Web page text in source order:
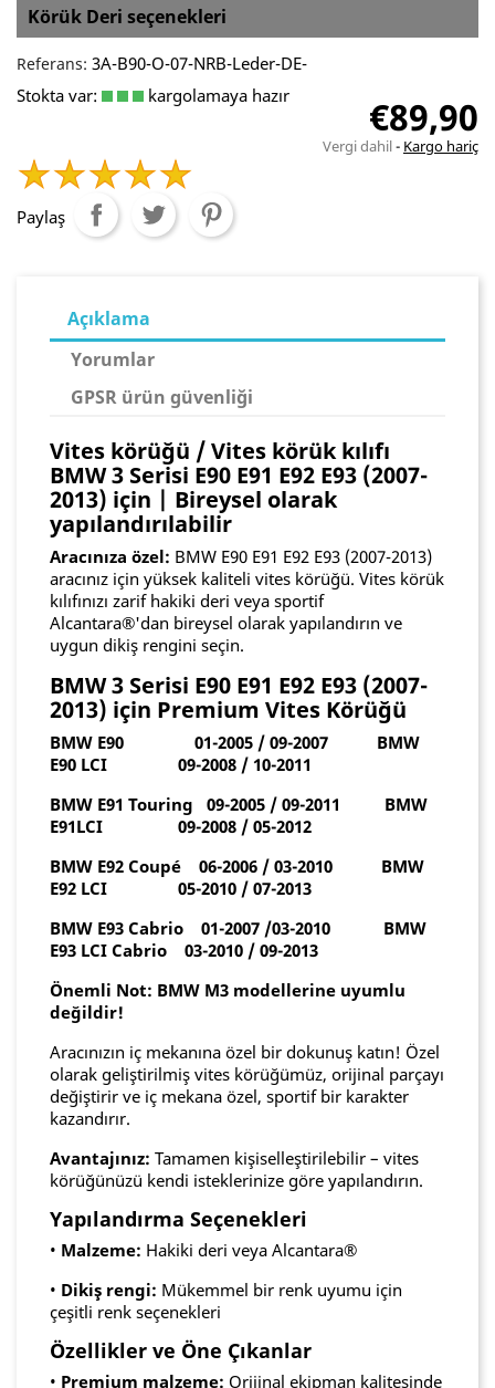
Körük Deri seçenekleri
Referans: 3A-B90-O-07-NRB-Leder-DE-
Stokta var:
kargolamaya hazır €89,90
Vergi dahil Kargo hariç
Paylaş
Açıklama
Yorumlar
GPSR ürün güvenliği
Vites körüğü / Vites körük kılıfı
BMW 3 Serisi E90 E91 E92 E93 (2007-
2013) için | Bireysel olarak
yapılandırılabilir
Aracınıza özel: BMW E90 E91 E92 E93 (2007-2013)
aracınız için yüksek kaliteli vites körüğü. Vites körük
kılıfınızı zarif hakiki deri veya sportif
Alcantara®'dan bireysel olarak yapılandırın ve
uygun dikiş rengini seçin.
BMW 3 Serisi E90 E91 E92 E93 (2007-
2013) için Premium Vites Körüğü
BMW E90 01-2005 / 09-2007 BMW
E90 LCI 09-2008 / 10-2011
BMW E91 Touring 09-2005 / 09-2011 BMW
E91LCI 09-2008 / 05-2012
BMW E92 Coupé 06-2006 / 03-2010 BMW
E92 LCI 05-2010 / 07-2013
BMW E93 Cabrio 01-2007 /03-2010 BMW
E93 LCI Cabrio 03-2010 / 09-2013
Önemli Not: BMW M3 modellerine uyumlu
değildir!
Aracınızın iç mekanına özel bir dokunuş katın! Özel
olarak geliştirilmiş vites körüğümüz, orijinal parçayı
değiştirir ve iç mekana özel, sportif bir karakter
kazandırır.
Avantajınız: Tamamen kişiselleştirilebilir – vites
körüğünüzü kendi isteklerinize göre yapılandırın.
Yapılandırma Seçenekleri
• Malzeme: Hakiki deri veya Alcantara®
• Dikiş rengi: Mükemmel bir renk uyumu için
çeşitli renk seçenekleri
Özellikler ve Öne Çıkanlar
• Premium malzeme: Orijinal ekipman kalitesinde